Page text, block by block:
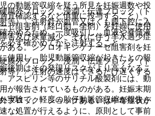
の動脈管収縮を疑う所見を妊娠週数や投
宜確認するなど慎重に投与すること）。
ゼ阻害剤（経口剤、坐剤）を妊婦に使用
害及び尿量減少、それに伴う羊水過少症
ある。シクロオキシゲナーゼ阻害剤を妊
使用し、胎児動脈管収縮が起きたとの報
後期はその発現リスクがより高くなるこ
アスピリン等のサリチル酸製剤には、動
が報告されているものがある。妊娠末期
実験で、軽度の胎仔動脈管収縮が報告さ
膜外ブロック、浸潤・伝達ブロック（ト
等）〉注射針が血管又はくも膜下腔に入
かめるため、一度吸引し、血液や脊髄液
必ず確かめてから注射すること。
膜外ブロック、浸潤・伝達ブロック（ト
等）〉注射の速度はできるだけ遅くする
ブロック〉ショックあるいは中毒症状が
な処置が行えるように、原則として事前